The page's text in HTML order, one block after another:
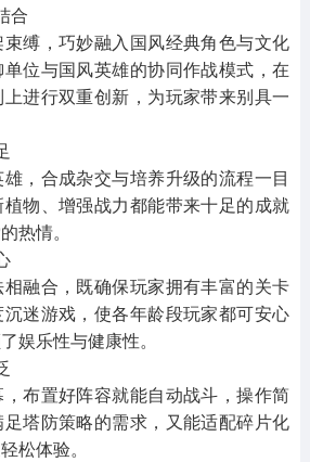
合
缚，巧妙融入国风经典角色与文化
位与国风英雄的协同作战模式，在
进行双重创新，为玩家带来别具一
，合成杂交与培养升级的流程一目
物、增强战力都能带来十足的成就
热情。
融合，既确保玩家拥有丰富的关卡
迷游戏，使各年龄段玩家都可安心
娱乐性与健康性。
布置好阵容就能自动战斗，操作简
塔防策略的需求，又能适配碎片化
松体验。